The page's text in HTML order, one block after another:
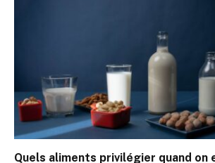
Quels aliments privilégier quand